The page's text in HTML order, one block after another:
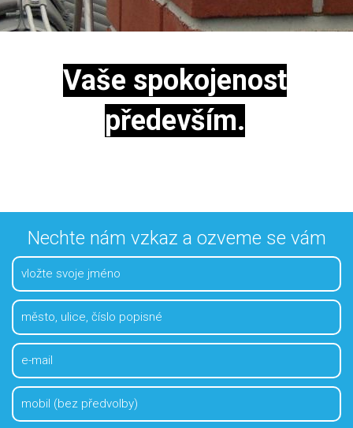
Vaše spokojenost
především.
Nechte nám vzkaz a ozveme se vám